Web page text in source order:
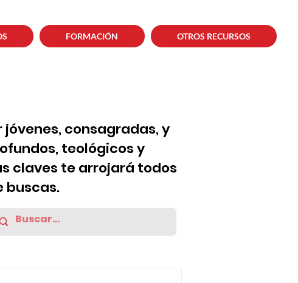
FORMACIÓN OTROS RECURSOS
consagradas, y
teológicos y
claves te arrojará todos
buscas.